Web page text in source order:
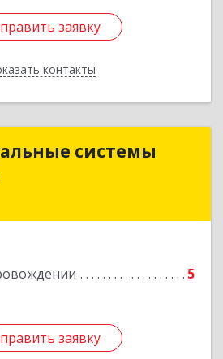
заявку
контакты
заявку
Назад
системы
5
заявку
системы
Подробнее
заявку